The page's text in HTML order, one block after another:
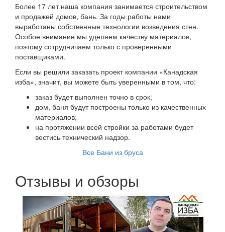
Более 17 лет наша компания занимается строительством
и продажей домов, бань. За годы работы нами
выработаны собственные технологии возведения стен.
Особое внимание мы уделяем качеству материалов,
поэтому сотрудничаем только с проверенными
поставщиками.
Если вы решили заказать проект компании «Канадская
изба», значит, вы можете быть уверенными в том, что:
заказ будет выполнен точно в срок;
дом, баня будут построены только из качественных
материалов;
на протяжении всей стройки за работами будет
вестись технический надзор.
Все Бани из бруса
Отзывы и обзоры